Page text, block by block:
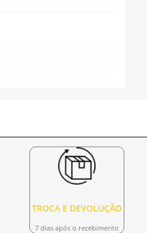
TROCA E DEVOLUÇÃO
7 dias após o recebimento